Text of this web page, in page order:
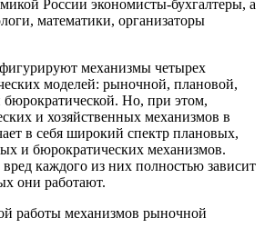
России экономисты-бухгалтеры, а
математики, организаторы
механизмы четырех
моделей: рыночной, плановой,
Но, при этом,
и хозяйственных механизмов в
в себя широкий спектр плановых,
и бюрократических механизмов.
каждого из них полностью зависит
они работают.
работы механизмов рыночной